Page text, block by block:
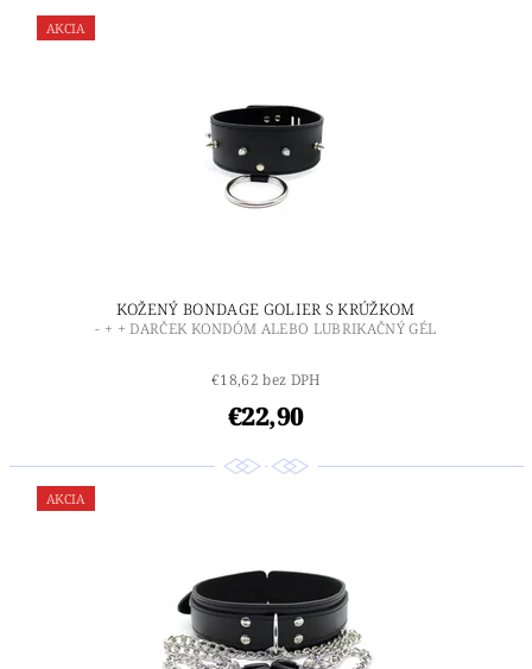
AKCIA
KOŽENÝ BONDAGE GOLIER S KRÚŽKOM
- + + DARČEK KONDÓM ALEBO LUBRIKAČNÝ GÉL
€18,62 bez DPH
€22,90
AKCIA